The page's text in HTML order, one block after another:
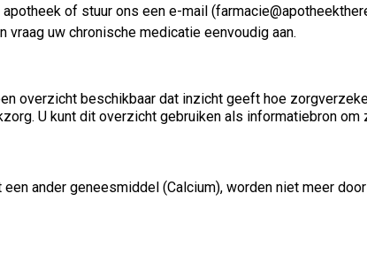
of stuur ons een e-mail
vraag uw chronische medicatie eenvoudig aan.
overzicht beschikbaar dat inzicht geeft hoe
U kunt dit overzicht gebruiken als informatiebron om
ander geneesmiddel (Calcium), worden niet meer